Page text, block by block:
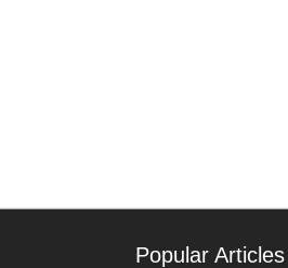
Popular Articles